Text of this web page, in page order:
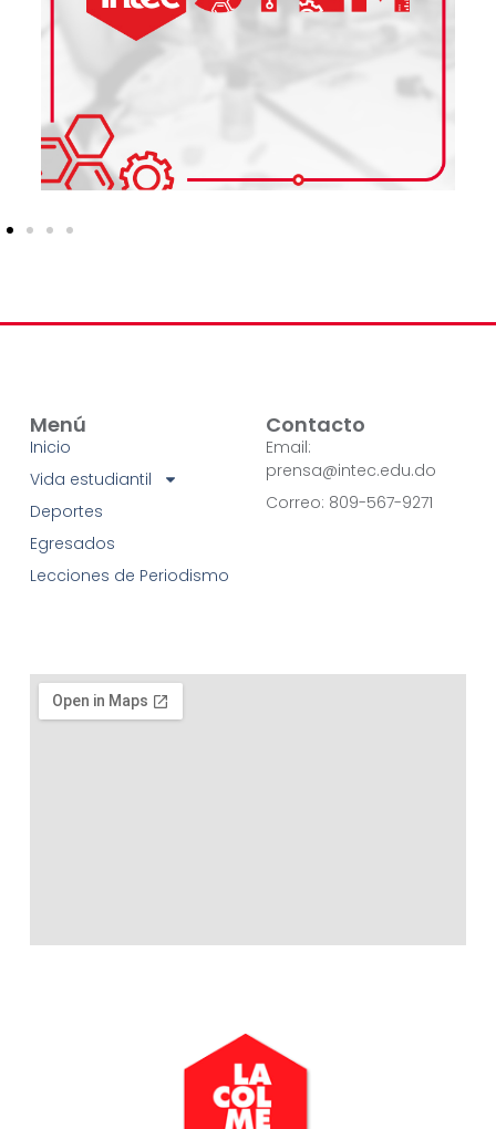
Menú
Inicio
Vida estudiantil
Deportes
Egresados
Lecciones de Periodismo
Contacto
Email:
prensa@intec.edu.do
Correo: 809-567-9271